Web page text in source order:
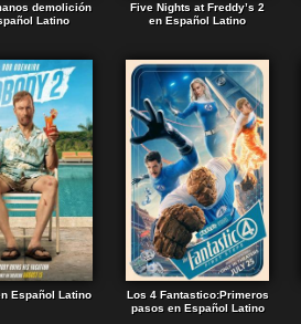
demolición
Latino
Five Nights at Freddy’s 2
en Español Latino
Español Latino
Los 4 Fantastico:Primeros
pasos en Español Latino